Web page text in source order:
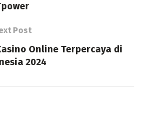
Post
Online Terpercaya di
2024